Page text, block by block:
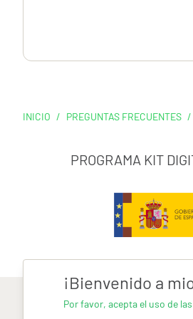
INICIO / PREGUNTAS FRECUENTES /
PROGRAMA KIT
¡Bienvenido a
Por favor, acepta el uso de